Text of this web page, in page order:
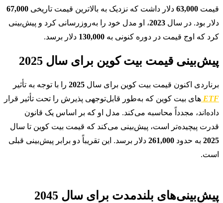
قیمت 63,000 دلار داشت که نزدیک به بالاترین قیمت تاریخی 67,000
دلار بود. در سال 2023، او مدل خود را به‌روزرسانی کرد و پیش‌بینی
کرد که اوج قیمت در دوره کنونی به 130,000 دلار برسد.
پیش‌بینی قیمت بیت کوین برای سال 2025
برناردی اکنون قیمت بیت کوین برای سال 2025 را با توجه به تأثیر
ETF های بیت کوین که به‌طور قابل‌توجهی پذیرش را تحت تأثیر قرار
داده‌اند، مجدداً محاسبه می‌کند. مدل او که بر اساس یک قانون
قدرت پیچیده‌تر است، پیش‌بینی می‌کند که قیمت بیت کوین تا سال
2025 به حدود 261,000 دلار برسد. این تقریباً دو برابر پیش‌بینی قبلی
است.
پیش‌بینی‌های بلندمدت برای سال 2045